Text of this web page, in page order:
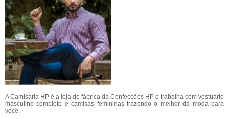
A Camisaria HP é a loja de fábrica da Confecções HP e trabalha com vestuário
masculino completo e camisas femininas trazendo o melhor da moda para
você.